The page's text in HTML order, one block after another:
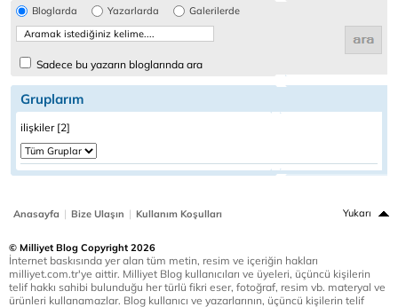
Bloglarda Yazarlarda Galerilerde
Sadece bu yazarın bloglarında ara
Gruplarım
ilişkiler [2]
Anasayfa | Bize Ulaşın | Kullanım Koşulları Yukarı
© Milliyet Blog Copyright 2026
İnternet baskısında yer alan tüm metin, resim ve içeriğin hakları
milliyet.com.tr'ye aittir. Milliyet Blog kullanıcıları ve üyeleri, üçüncü kişilerin
telif hakkı sahibi bulunduğu her türlü fikri eser, fotoğraf, resim vb. materyal ve
ürünleri kullanamazlar. Blog kullanıcı ve yazarlarının, üçüncü kişilerin telif